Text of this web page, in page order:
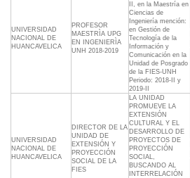
UNIVERSIDAD
NACIONAL DE
HUANCAVELICA
PROFESOR
MAESTRÌA UPG
EN INGENIERÌA
UNH 2018-2019
II, en la Maestría en
Ciencias de
Ingeniería mención:
en Gestión de
Tecnología de la
Información y
Comunicación en la
Unidad de Posgrado
de la FIES-UNH
Periodo: 2018-II y
2019-II
UNIVERSIDAD
NACIONAL DE
HUANCAVELICA
DIRECTOR DE LA
UNIDAD DE
EXTENSIÓN Y
PROYECCIÓN
SOCIAL DE LA
FIES
LA UNIDAD
PROMUEVE LA
EXTENSIÓN
CULTURAL Y EL
DESARROLLO DE
PROYECTOS DE
PROYECCIÓN
SOCIAL,
BUSCANDO AL
INTERRELACIÓN